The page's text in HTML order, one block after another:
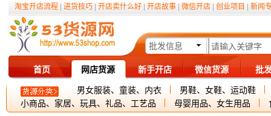
淘宝开店流程 进货技巧 开店卖什么好 开店故事 微信开店 创业项目 新闻
批发信息
首页 网店货源 新手开店 微信货源 批
男女服装、童装、内衣
男鞋、女鞋、运动鞋
小商品、家居、玩具、礼品、工艺品
母婴用品、女生用品